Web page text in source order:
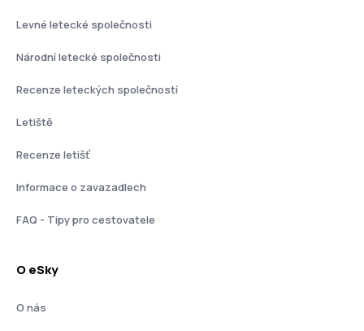
Levné letecké společnosti
Národní letecké společnosti
Recenze leteckých společností
Letiště
Recenze letišť
Informace o zavazadlech
FAQ - Tipy pro cestovatele
O eSky
O nás